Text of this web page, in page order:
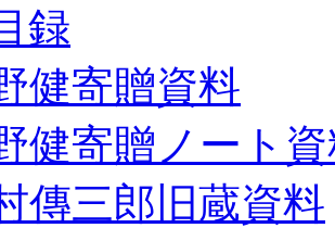
録
健寄贈資料
健寄贈ノート
傳三郎旧蔵資料